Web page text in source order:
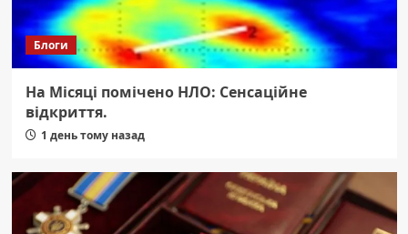
Блоги
На Місяці помічено НЛО: Сенсаційне
відкриття.
1 день тому назад